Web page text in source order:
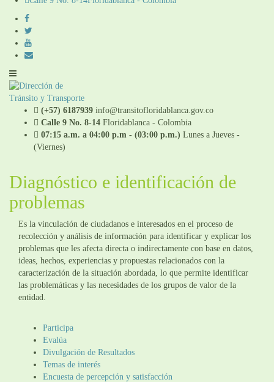
(+57) 6187939 info@transitofloridablanca.gov.co
Calle 9 No. 8-14 Floridablanca - Colombia
07:15 a.m. a 04:00 p.m - (03:00 p.m.) Lunes a Jueves -
(Viernes)
Diagnóstico e identificación de
problemas
Es la vinculación de ciudadanos e interesados en el proceso de
recolección y análisis de información para identificar y explicar los
problemas que les afecta directa o indirectamente con base en datos,
ideas, hechos, experiencias y propuestas relacionados con la
caracterización de la situación abordada, lo que permite identificar
las problemáticas y las necesidades de los grupos de valor de la
entidad.
Participa
Evalúa
Divulgación de Resultados
Temas de interés
Encuesta de percepción y satisfacción